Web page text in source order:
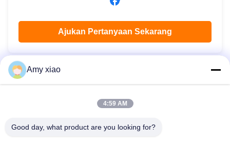
Ajukan Pertanyaan Sekarang
Amy xiao
4:59 AM
Good day, what product are you looking for?